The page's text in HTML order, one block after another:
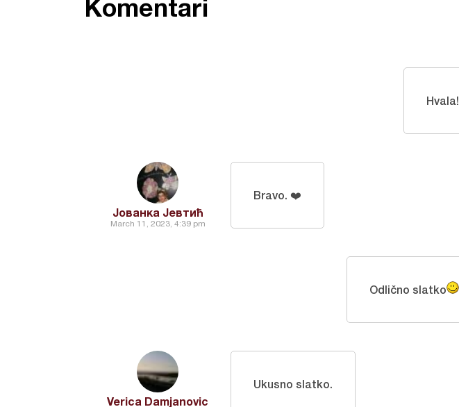
Komentari
Hvala!
Јованка Јевтић
March 11, 2023, 4:39 pm
Bravo. ❤️
Odlično slatko
Verica Damjanovic
Ukusno slatko.